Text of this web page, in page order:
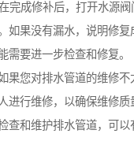
完成修补后，打开水源
如果没有漏水，说明修复
需要进一步检查和修复。
果您对排水管道的维修不
进行维修，以确保维修质
查和维护排水管道，可以